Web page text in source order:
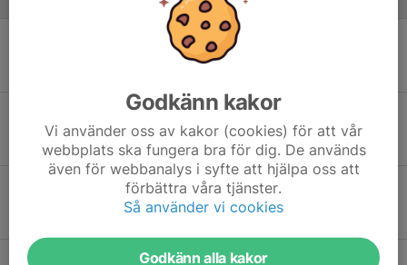
Assyriska FF P19 - Nyköpings BIS
Södertälje Fotbollsarena
12:00
Nyköpings BIS - IFK Eskilstuna P 19
Rosvalla IP KG A
5 -1
Nyköpings BIS - Assyriska FF P19
Rosvalla IP KG A
Ons 27
IFK Eskilstuna P 19 - Nyköpings BIS
Godkänn kakor
Vi använder oss av kakor (cookies) för att vår
webbplats ska fungera bra för dig. De används
även för webbanalys i syfte att hjälpa oss att
förbättra våra tjänster.
Så använder vi cookies
Godkänn alla kakor